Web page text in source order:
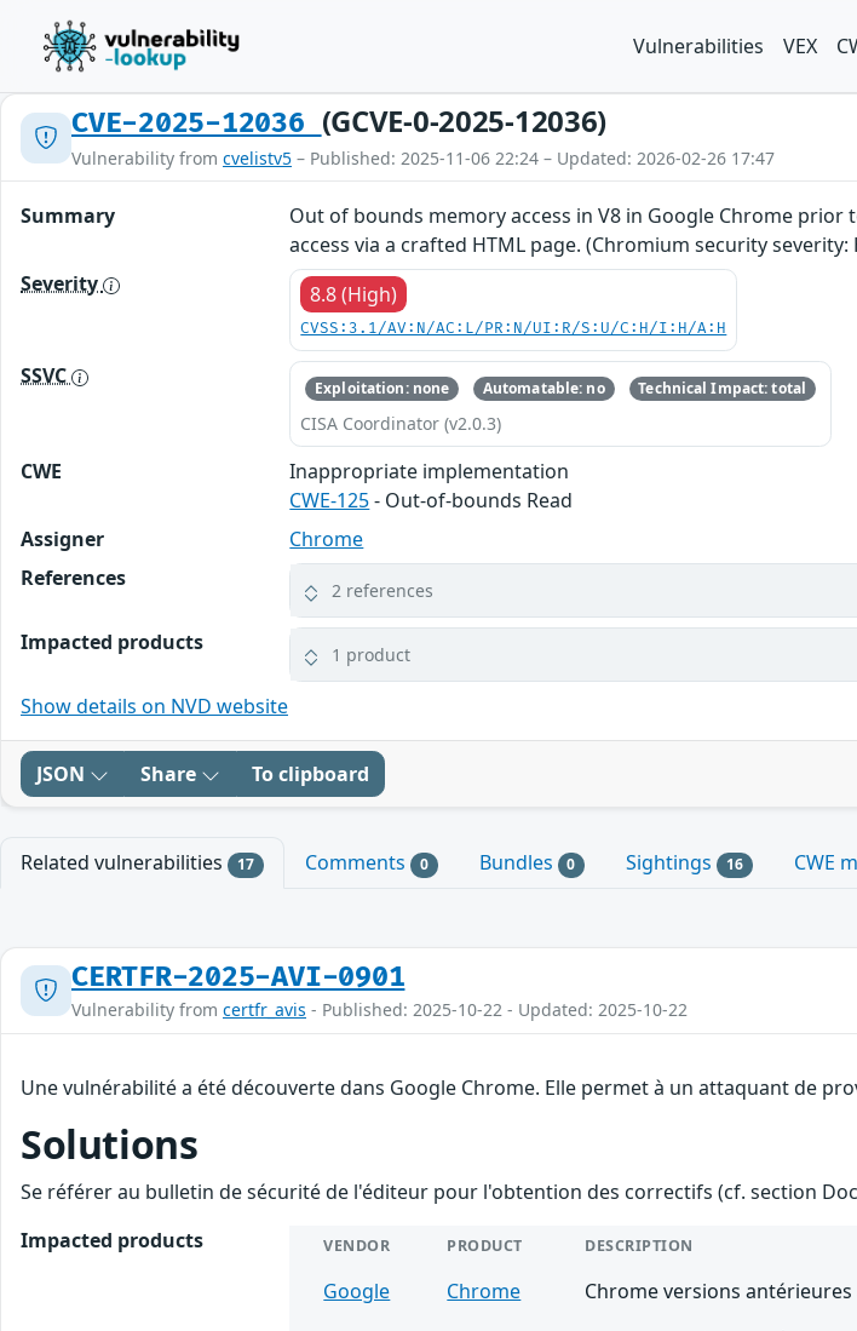
Vulnerabilities VEX
CVE-2025-12036 (GCVE-0-2025-12036)
Vulnerability from cvelistv5 – Published: 2025-11-06 22:24 – Updated: 2026-02-26 17:47
Summary
Out of bounds memory access in V8 in Google Chrome
access via a crafted HTML page. (Chromium security severity:
Severity
8.8 (High)
CVSS:3.1/AV:N/AC:L/PR:N/UI:R/S:U/C:H/I:H/A:H
SSVC Exploitation: none Automatable: no Technical Impact: total
CISA Coordinator (v2.0.3)
CWE
Inappropriate implementation
CWE-125- Out-of-bounds Read
Assigner
Chrome
References
2 references
Impacted products 1 product
Show details on NVD website
JSON Share To clipboard
Related vulnerabilities 17 Comments 0 Bundles 0 Sightings 16 CWE
CERTFR-2025-AVI-0901
Vulnerability from certfr_avis - Published: 2025-10-22 - Updated: 2025-10-22
Une vulnérabilité a été découverte dans Google Chrome. Elle permet à un attaquant de
Solutions
Se référer au bulletin de sécurité de l'éditeur pour l'obtention des correctifs (cf. section
Impacted products
VENDOR PRODUCT DESCRIPTION
Google Chrome
Chrome versions